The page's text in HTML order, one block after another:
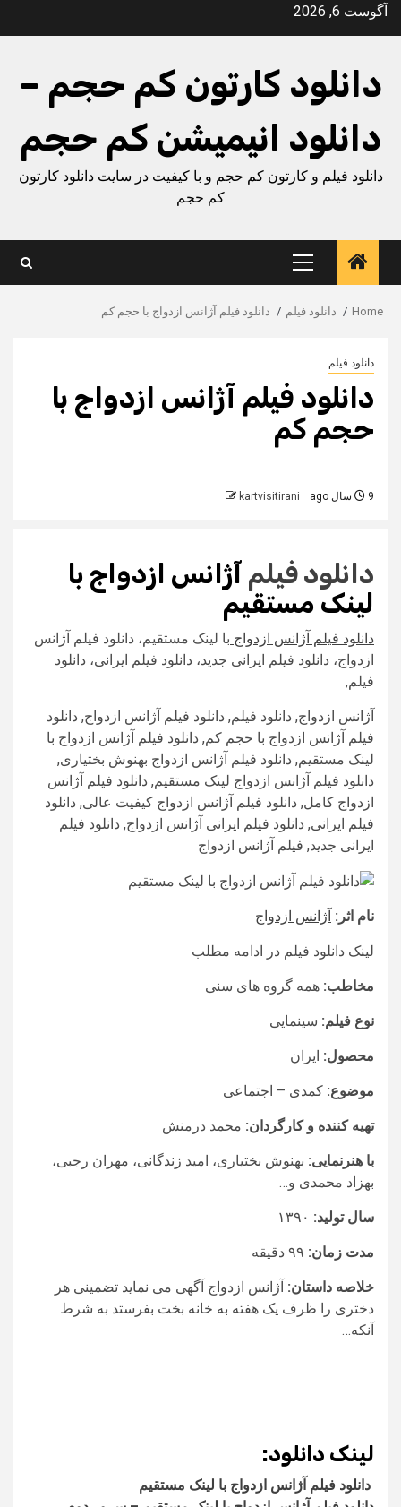
Skipآگوست 6, 2026
دانلود کارتون کم حجم –
دانلود انیمیشن کم حجم
دانلود فیلم و کارتون کم حجم و با کیفیت در سایت دانلود کارتون
کم حجم
Primary
Menu
Home دانلود فیلم دانلود فیلم آژانس ازدواج با حجم کم
دانلود فیلم
دانلود فیلم آژانس ازدواج با
حجم کم
9 سال ago kartvisitirani
دانلود فیلم آژانس ازدواج با
لینک مستقیم
دانلود فیلم آژانس ازدواج با لینک مستقیم، دانلود فیلم آژانس
ازدواج، دانلود فیلم ایرانی جدید، دانلود فیلم ایرانی، دانلود
فیلم,
آژانس ازدواج, دانلود فیلم, دانلود فیلم آژانس ازدواج, دانلود
فیلم آژانس ازدواج با حجم کم, دانلود فیلم آژانس ازدواج با
لینک مستقیم, دانلود فیلم آژانس ازدواج بهنوش بختیاری,
دانلود فیلم آژانس ازدواج لینک مستقیم, دانلود فیلم آژانس
ازدواج کامل, دانلود فیلم آژانس ازدواج کیفیت عالی, دانلود
فیلم ایرانی, دانلود فیلم ایرانی آژانس ازدواج, دانلود فیلم
ایرانی جدید, فيلم آژانس ازدواج
نام اثر: آژانس ازدواج
لینک دانلود فیلم در ادامه مطلب
مخاطب: همه گروه های سنی
نوع فیلم: سینمایی
محصول: ایران
موضوع: کمدی – اجتماعی
تهیه کننده و کارگردان: محمد درمنش
با هنرنمایی: بهنوش بختیاری، امید زندگانی، مهران رجبی،
بهزاد محمدی و…
سال تولید:
مدت زمان:
خلاصه داستان: آژانس ازدواج آگهی می نماید تضمینی هر
دختری را ظرف یک هفته به خانه بخت بفرستد به شرط
آنکه…
لینک دانلود:
دانلود فیلم آژانس ازدواج با لینک مستقیم